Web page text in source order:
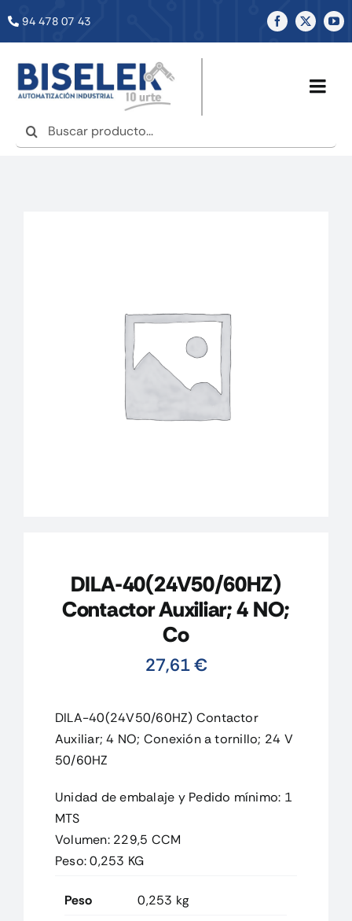
94 478 07 43
Buscar:
INICIO
DILA-40(24V50/60HZ)
Contactor Auxiliar; 4 NO;
Co
27,61€
DILA-40(24V50/60HZ) Contactor
Auxiliar; 4 NO; Conexión a tornillo; 24 V
50/60HZ
Unidad de embalaje y Pedido mínimo: 1
MTS
Volumen: 229,5 CCM
Peso: 0,253 KG
Peso
0,253 kg